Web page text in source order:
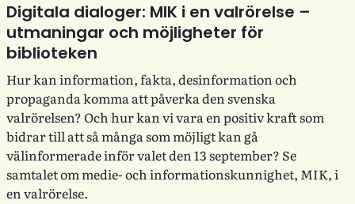
Digitala dialoger: MIK i en valrörelse –
utmaningar och möjligheter för
biblioteken
Hur kan information, fakta, desinformation och
propaganda komma att påverka den svenska
valrörelsen? Och hur kan vi vara en positiv kraft som
bidrar till att så många som möjligt kan gå
välinformerade inför valet den 13 september? Se
samtalet om medie- och informationskunnighet, MIK, i
en valrörelse.